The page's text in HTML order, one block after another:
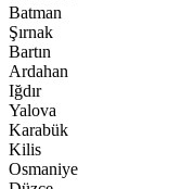
Batman
Şırnak
Bartın
Ardahan
Iğdır
Yalova
Karabük
Kilis
Osmaniye